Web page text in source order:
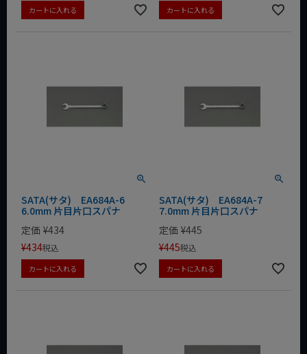
カートに入れる カートに入れる
SATA(サタ) EA684A-6
6.0mm 片目片口スパナ
定価 ¥434
¥434税込
カートに入れる
SATA(サタ) EA684A-7
7.0mm 片目片口スパナ
定価 ¥445
¥445税込
カートに入れる